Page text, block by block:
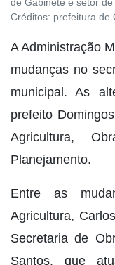
Créditos: prefeitura de
A Administração
mudanças no
municipal. As
prefeito
Agricultura,
Planejamento.
Entre as
Agricultura,
Secretaria de
Santos, que